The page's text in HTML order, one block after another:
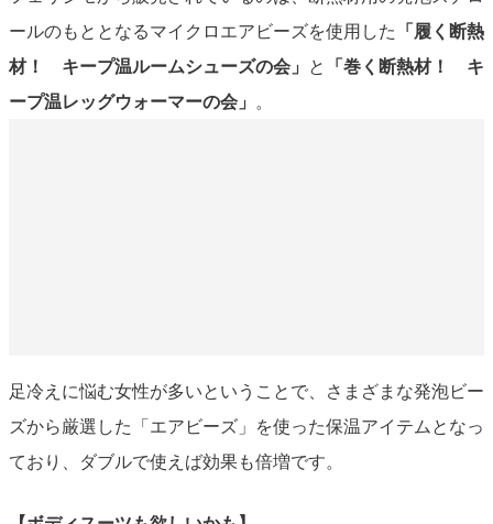
ールのもととなるマイクロエアビーズを使用した 「履く断熱
材！ キープ温ルームシューズの会」 と 「巻く断熱材！ キ
ープ温レッグウォーマーの会」 。
足冷えに悩む女性が多いということで、さまざまな発泡ビー
ズから厳選した「エアビーズ」を使った保温アイテムとなっ
ており、ダブルで使えば効果も倍増です。